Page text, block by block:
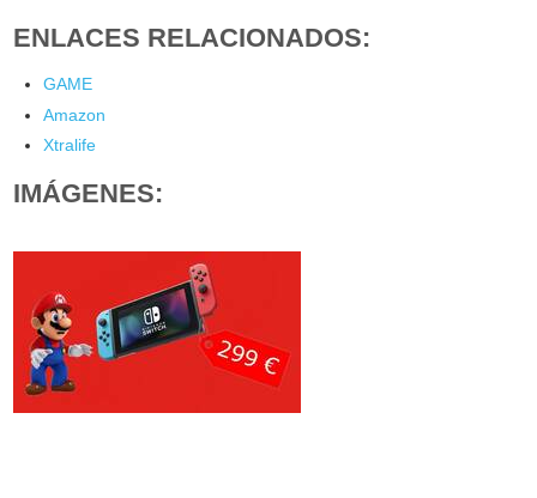
ENLACES RELACIONADOS:
GAME
Amazon
Xtralife
IMÁGENES: